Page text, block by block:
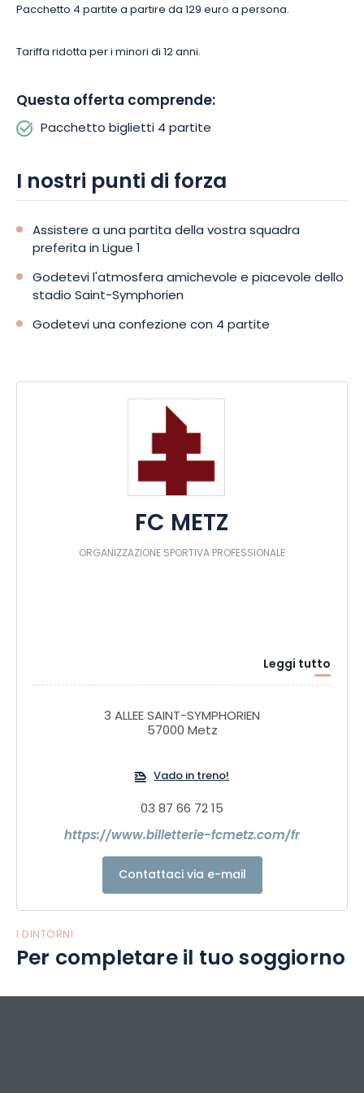
Pacchetto 4 partite a partire da 129 euro a persona.
Tariffa ridotta per i minori di 12 anni.
Questa offerta comprende:
Pacchetto biglietti 4 partite
I nostri punti di forza
Assistere a una partita della vostra squadra
preferita in Ligue 1
Godetevi l'atmosfera amichevole e piacevole dello
stadio Saint-Symphorien
Godetevi una confezione con 4 partite
FC METZ
ORGANIZZAZIONE SPORTIVA PROFESSIONALE
Leggi tutto
3 ALLEE SAINT-SYMPHORIEN
57000 Metz
Vado in treno!
03 87 66 72 15
https://www.billetterie-fcmetz.com/fr
Contattaci via e-mail
I DINTORNI
Per completare il tuo soggiorno